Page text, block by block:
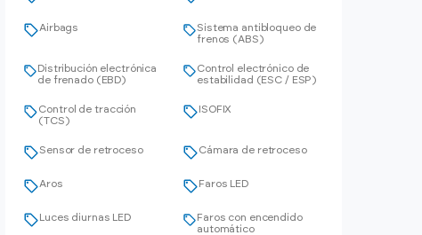
Airbags
Sistema antibloqueo de
frenos (ABS)
Distribución electrónica
de frenado (EBD)
Control electrónico de
estabilidad (ESC / ESP)
Control de tracción
(TCS)
ISOFIX
Sensor de retroceso Cámara de retroceso
Aros Faros LED
Luces diurnas LED
Faros con encendido
automático